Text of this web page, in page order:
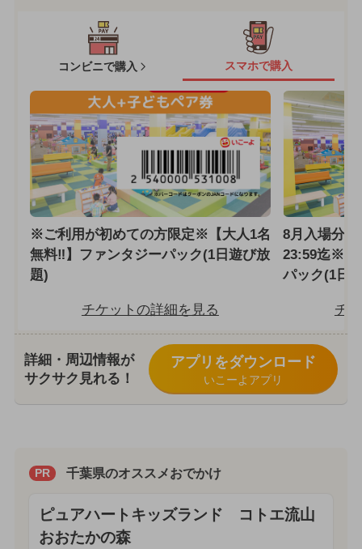
コンビニで購入 スマホで購入
※ご利用が初めての方限定※【大人1名
無料‼】ファンタジーパック(1日遊び放
題)
チケットの詳細を見る
8月入場分※
23:59迄※【
パック(1日
チ
詳細・周辺情報が
サクサク見れる！
アプリをダウンロード
いこーよアプリ
PR 千葉県のオススメおでかけ
ピュアハートキッズランド コトエ流山
おおたかの森